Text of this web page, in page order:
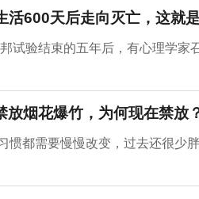
活600天后走向灭亡，这就
试验结束的五年后，有心理学家
放烟花爆竹，为何现在禁放
惯都需要慢慢改变，过去还很少